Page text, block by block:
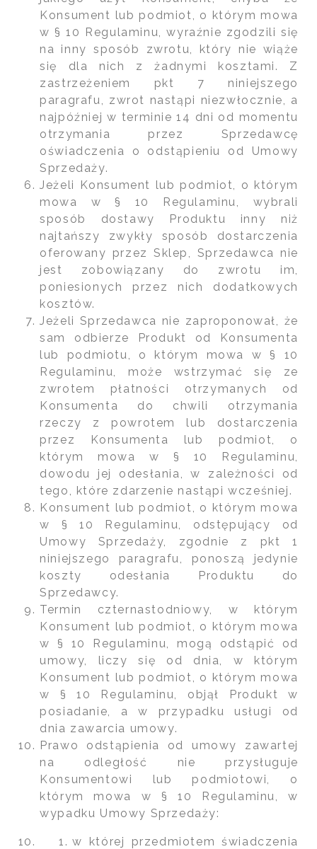
Konsument lub podmiot, o którym mowa
w § 10 Regulaminu, wyraźnie zgodzili się
na inny sposób zwrotu, który nie wiąże
się dla nich z żadnymi kosztami. Z
zastrzeżeniem pkt 7 niniejszego
paragrafu, zwrot nastąpi niezwłocznie, a
najpóźniej w terminie 14 dni od momentu
otrzymania przez Sprzedawcę
oświadczenia o odstąpieniu od Umowy
Sprzedaży.
Jeżeli Konsument lub podmiot, o którym
mowa w § 10 Regulaminu, wybrali
sposób dostawy Produktu inny niż
najtańszy zwykły sposób dostarczenia
oferowany przez Sklep, Sprzedawca nie
jest zobowiązany do zwrotu im,
poniesionych przez nich dodatkowych
kosztów.
Jeżeli Sprzedawca nie zaproponował, że
sam odbierze Produkt od Konsumenta
lub podmiotu, o którym mowa w § 10
Regulaminu, może wstrzymać się ze
zwrotem płatności otrzymanych od
Konsumenta do chwili otrzymania
rzeczy z powrotem lub dostarczenia
przez Konsumenta lub podmiot, o
którym mowa w § 10 Regulaminu,
dowodu jej odesłania, w zależności od
tego, które zdarzenie nastąpi wcześniej.
Konsument lub podmiot, o którym mowa
w § 10 Regulaminu, odstępujący od
Umowy Sprzedaży, zgodnie z pkt 1
niniejszego paragrafu, ponoszą jedynie
koszty odesłania Produktu do
Sprzedawcy.
Termin czternastodniowy, w którym
Konsument lub podmiot, o którym mowa
w § 10 Regulaminu, mogą odstąpić od
umowy, liczy się od dnia, w którym
Konsument lub podmiot, o którym mowa
w § 10 Regulaminu, objął Produkt w
posiadanie, a w przypadku usługi od
dnia zawarcia umowy.
Prawo odstąpienia od umowy zawartej
na odległość nie przysługuje
Konsumentowi lub podmiotowi, o
którym mowa w § 10 Regulaminu, w
wypadku Umowy Sprzedaży:
w której przedmiotem świadczenia